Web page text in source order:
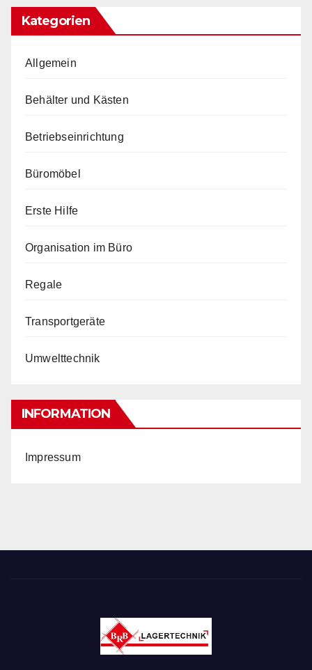
Kategorien
Allgemein
Behälter und Kästen
Betriebseinrichtung
Büromöbel
Erste Hilfe
Organisation im Büro
Regale
Transportgeräte
Umwelttechnik
INFORMATION
Impressum